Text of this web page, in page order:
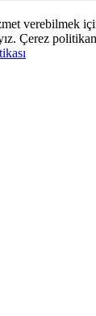
verebilmek
Çerez